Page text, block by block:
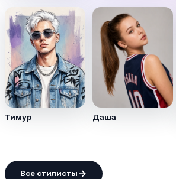
Тимур Даша
Все стилисты